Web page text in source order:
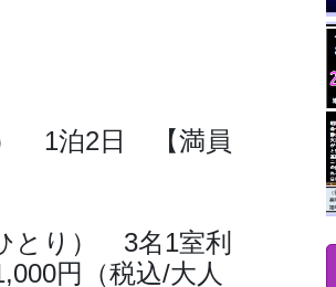
） 1泊2日 【満員
とり） 3名1室利
円（税込/大人